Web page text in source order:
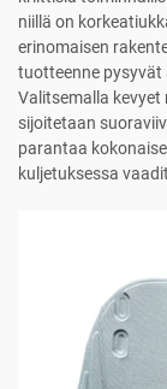
niillä on
erinomaisen
tuotteenne
Valitsemalla
sijoitetaan
parantaa
kuljetuksessa